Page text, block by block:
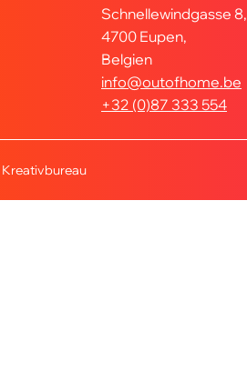
Schnellewindgasse 8,
4700 Eupen,
Belgien
info@outofhome.be
+32 (0)87 333 554